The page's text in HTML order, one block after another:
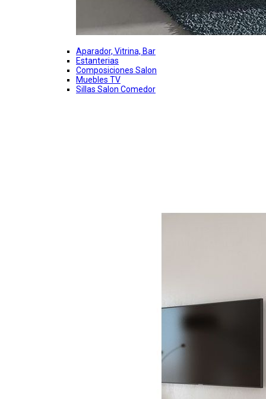
Aparador, Vitrina, Bar
Estanterias
Composiciones Salon
Muebles TV
Sillas Salon Comedor